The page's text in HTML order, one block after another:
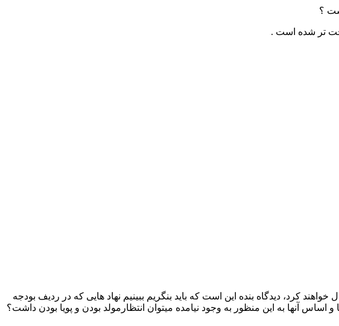
؟
تر شده است .
کرد، دیدگاه بنده این است که باید بنگریم ببینیم نهاد هایی که در ردیف بودجه
اساس آنها به این منظور به وجود نیامده میتوان انتظارمولد بودن و پویا بودن داشت؟